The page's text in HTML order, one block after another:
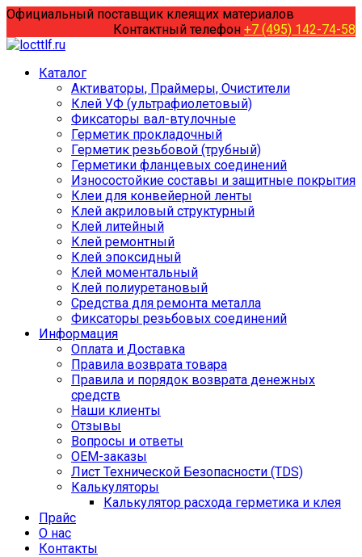
Перейти
содержанию
Официальный поставщик клеящих материалов
Контактный телефон +7 (495) 142-74-58
Каталог
Активаторы, Праймеры, Очистители
Клей УФ (ультрафиолетовый)
Фиксаторы вал-втулочные
Герметик прокладочный
Герметик резьбовой (трубный)
Герметики фланцевых соединений
Износостойкие составы и защитные покрытия
Клеи для конвейерной ленты
Клей акриловый структурный
Клей литейный
Клей ремонтный
Клей эпоксидный
Клей моментальный
Клей полиуретановый
Средства для ремонта металла
Фиксаторы резьбовых соединений
Информация
Оплата и Доставка
Правила возврата товара
Правила и порядок возврата денежных
средств
Наши клиенты
Отзывы
Вопросы и ответы
OEM-заказы
Лист Технической Безопасности (TDS)
Калькуляторы
Калькулятор расхода герметика и клея
Прайс
О нас
Контакты